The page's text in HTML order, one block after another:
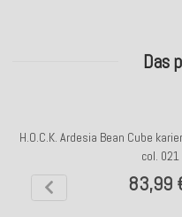
Das
H.O.C.K. Ardesia Bean Cube
col. 021
83,99